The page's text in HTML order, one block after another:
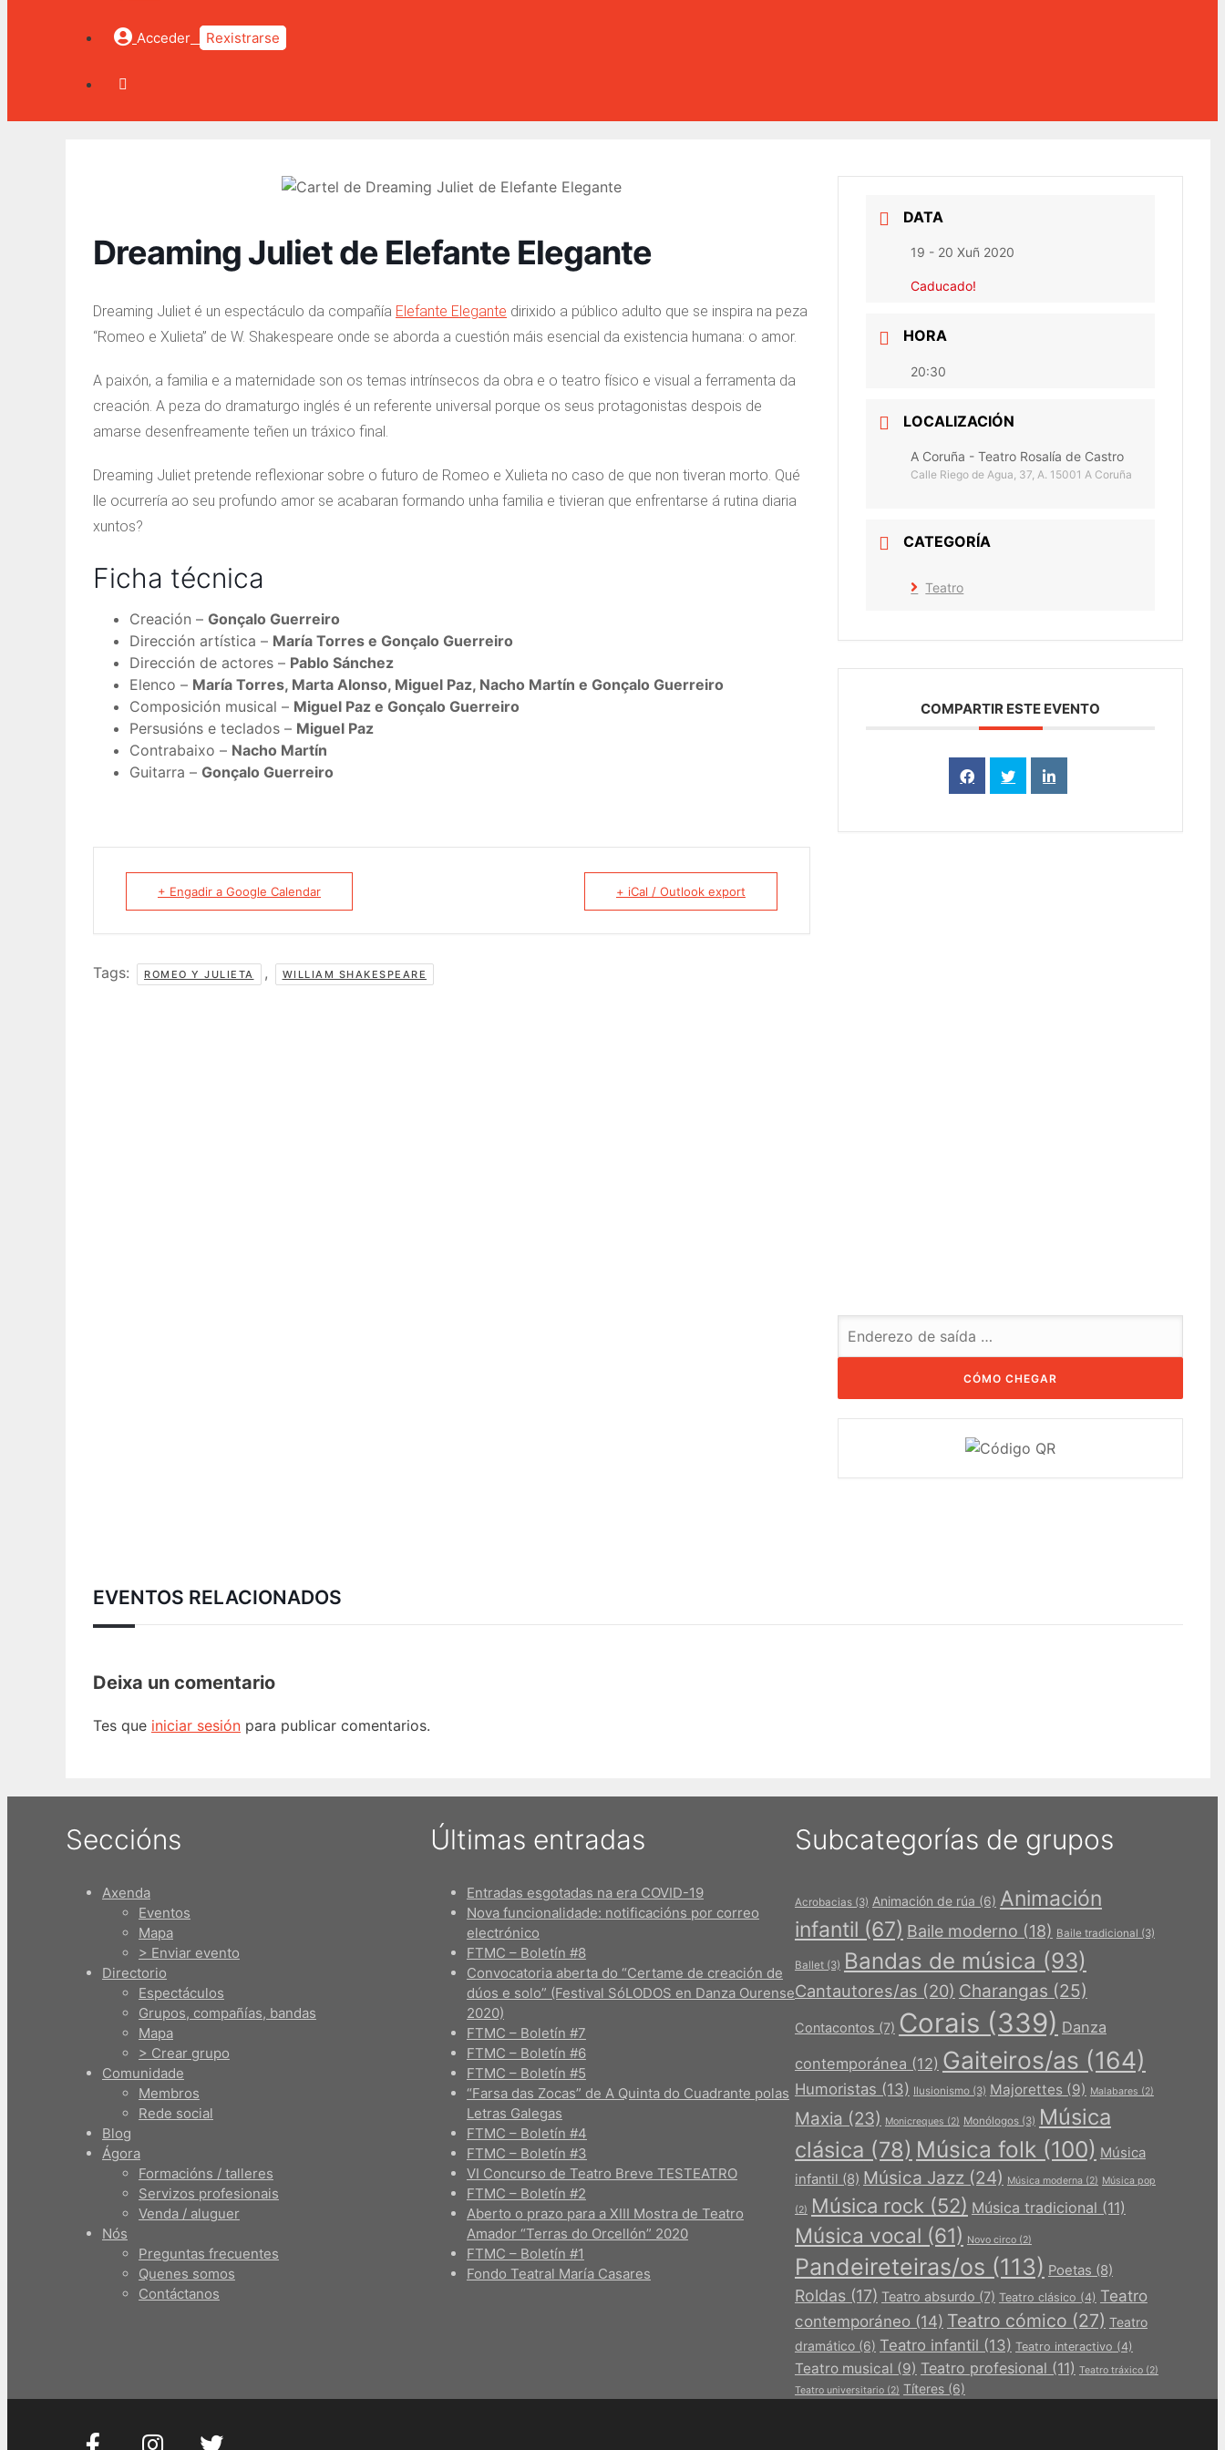
Acceder Rexistrarse
Dreaming Juliet de Elefante Elegante
Dreaming Juliet é un espectáculo da compañía Elefante Elegante dirixido a público adulto que se inspira na peza
“Romeo e Xulieta” de W. Shakespeare onde se aborda a cuestión máis esencial da existencia humana: o amor.
A paixón, a familia e a maternidade son os temas intrínsecos da obra e o teatro físico e visual a ferramenta da
creación. A peza do dramaturgo inglés é un referente universal porque os seus protagonistas despois de
amarse desenfreamente teñen un tráxico final.
Dreaming Juliet pretende reflexionar sobre o futuro de Romeo e Xulieta no caso de que non tiveran morto. Qué
lle ocurrería ao seu profundo amor se acabaran formando unha familia e tivieran que enfrentarse á rutina diaria
xuntos?
Ficha técnica
Creación – Gonçalo Guerreiro
Dirección artística – María Torres e Gonçalo Guerreiro
Dirección de actores – Pablo Sánchez
Elenco – María Torres, Marta Alonso, Miguel Paz, Nacho Martín e Gonçalo Guerreiro
Composición musical – Miguel Paz e Gonçalo Guerreiro
Persusións e teclados – Miguel Paz
Contrabaixo – Nacho Martín
Guitarra – Gonçalo Guerreiro
+ Engadir a Google Calendar + iCal / Outlook export
Tags: ROMEO Y JULIETA , WILLIAM SHAKESPEARE
DATA
19 - 20 Xuñ 2020
Caducado!
HORA
20:30
LOCALIZACIÓN
A Coruña - Teatro Rosalía de Castro
Calle Riego de Agua, 37, A. 15001 A Coruña
CATEGORÍA
Teatro
COMPARTIR ESTE EVENTO
EVENTOS RELACIONADOS
Deixa un comentario
Tes que iniciar sesión para publicar comentarios.
Seccións
Axenda
Eventos
Mapa
> Enviar evento
Directorio
Espectáculos
Grupos, compañías, bandas
Mapa
> Crear grupo
Comunidade
Membros
Rede social
Blog
Ágora
Formacións / talleres
Servizos profesionais
Venda / aluguer
Nós
Preguntas frecuentes
Quenes somos
Contáctanos
Últimas entradas
Entradas esgotadas na era COVID-19
Nova funcionalidade: notificacións por correo
electrónico
FTMC – Boletín #8
Convocatoria aberta do “Certame de creación de
dúos e solo” (Festival SóLODOS en Danza Ourense
2020)
FTMC – Boletín #7
FTMC – Boletín #6
FTMC – Boletín #5
“Farsa das Zocas” de A Quinta do Cuadrante polas
Letras Galegas
FTMC – Boletín #4
FTMC – Boletín #3
VI Concurso de Teatro Breve TESTEATRO
FTMC – Boletín #2
Aberto o prazo para a XIII Mostra de Teatro
Amador “Terras do Orcellón” 2020
FTMC – Boletín #1
Fondo Teatral María Casares
Subcategorías de grupos
Acrobacias(3) Animación de rúa (6) Animación
infantil (67) Baile moderno (18) Baile tradicional (3)
Ballet(3) Bandas de música (93)
Cantautores/as (20) Charangas (25)
Contacontos (7) Corais (339) Danza
contemporánea (12) Gaiteiros/as (164)
Humoristas (13) Ilusionismo(3) Majorettes (9) Malabares (2)
Maxia (23) Monicreques (2) Monólogos(3) Música
clásica (78) Música folk(100) Música
infantil (8) Música Jazz(24) Música moderna (2) Música pop
(2) Música rock (52) Música tradicional (11)
Música vocal (61) Novo circo(2)
Pandeireteiras/os (113) Poetas (8)
Roldas(17) Teatro absurdo (7) Teatro clásico (4) Teatro
contemporáneo(14) Teatro cómico (27) Teatro
dramático(6) Teatro infantil (13) Teatro interactivo (4)
Teatro musical (9) Teatro profesional (11) Teatro tráxico(2)
Teatro universitario(2) Títeres(6)